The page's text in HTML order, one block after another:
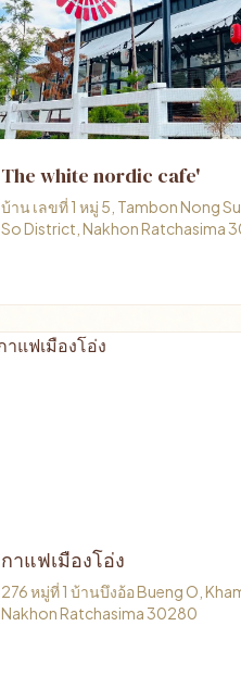
The white nordic cafe'
บ้าน เลขที่ 1 หมู่ 5, Tambon Nong
So District, Nakhon Ratchasima
กาแฟเมืองโอ่ง
276 หมู่ที่ 1 บ้านบึงอ้อ Bueng O,
Nakhon Ratchasima 30280